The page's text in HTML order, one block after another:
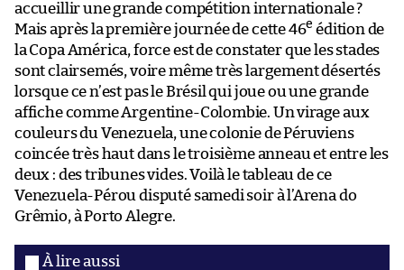
accueillir une grande compétition internationale ?
Mais après la première journée de cette 46e édition de
la Copa América, force est de constater que les stades
sont clairsemés, voire même très largement désertés
lorsque ce n’est pas le Brésil qui joue ou une grande
affiche comme Argentine-Colombie. Un virage aux
couleurs du Venezuela, une colonie de Péruviens
coincée très haut dans le troisième anneau et entre les
deux : des tribunes vides. Voilà le tableau de ce
Venezuela-Pérou disputé samedi soir à l’Arena do
Grêmio, à Porto Alegre.